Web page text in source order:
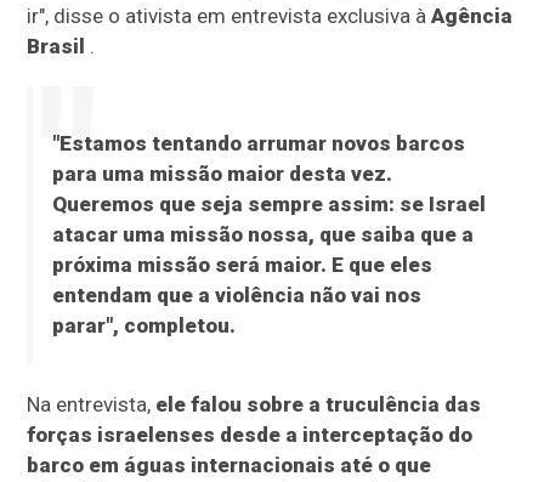
ir", disse o ativista em entrevista exclusiva àAgência
Brasil .
"Estamos tentando arrumar novos barcos
para uma missão maior desta vez.
Queremos que seja sempre assim: se Israel
atacar uma missão nossa, que saiba que a
próxima missão será maior. E que eles
entendam que a violência não vai nos
parar", completou.
Na entrevista, ele falou sobre a truculência das
forças israelenses desde a interceptação do
barco em águas internacionais até o que